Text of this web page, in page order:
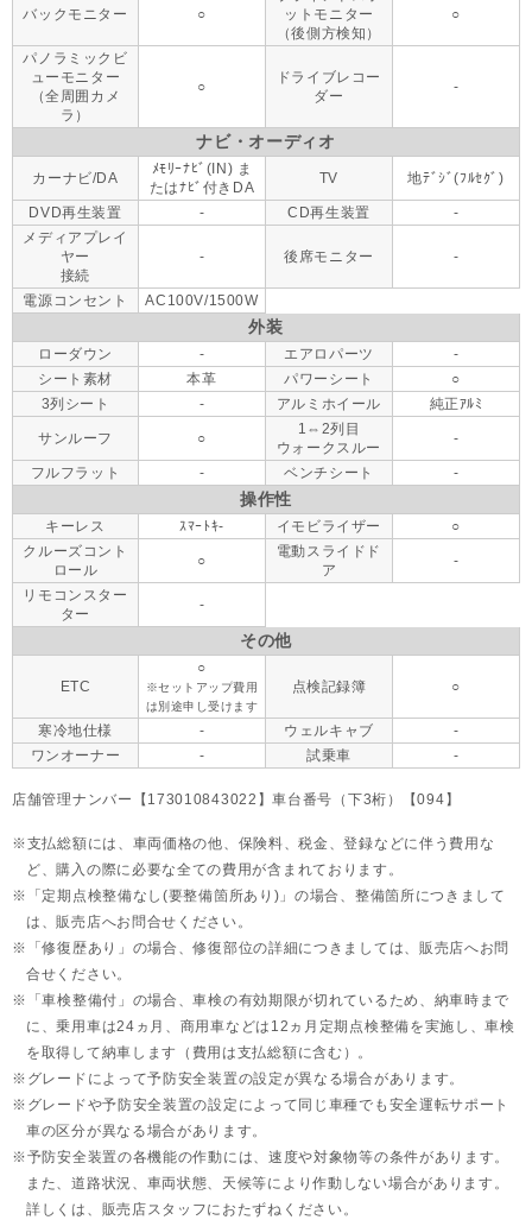
バックモニター ○
ットモニター
（後側方検知）
○
パノラミックビ
ューモニター
（全周囲カメ
ラ）
○
ドライブレコー
ダー
-
ナビ・オーディオ
カーナビ/DA
ﾒﾓﾘｰﾅﾋﾞ(IN) ま
たはﾅﾋﾞ付きDA
TV 地ﾃﾞｼﾞ(ﾌﾙｾｸﾞ)
DVD再生装置 - CD再生装置
-
メディアプレイ
ヤー
接続
- 後席モニター -
電源コンセント AC100V/1500W
外装
ローダウン - エアロパーツ
-
シート素材
本革 パワーシート
○
3列シート
- アルミホイール 純正ｱﾙﾐ
サンルーフ ○
1⇔2列目
ウォークスルー
-
フルフラット - ベンチシート -
操作性
キーレス ｽﾏｰﾄｷ- イモビライザー
○
クルーズコント
ロール
○
電動スライドド
ア
-
リモコンスター
ター
-
その他
ETC
○
※セットアップ費用
は別途申し受けます
点検記録簿 ○
寒冷地仕様 - ウェルキャブ
-
ワンオーナー
- 試乗車 -
店舗管理ナンバー【173010843022】車台番号（下3桁）【094】
支払総額には、車両価格の他、保険料、税金、登録などに伴う費用な
ど、購入の際に必要な全ての費用が含まれております。
「定期点検整備なし(要整備箇所あり)」の場合、整備箇所につきまして
は、販売店へお問合せください。
「修復歴あり」の場合、修復部位の詳細につきましては、販売店へお問
合せください。
「車検整備付」の場合、車検の有効期限が切れているため、納車時まで
に、乗用車は24ヵ月、 商用車などは12ヵ月定期点検整備を実施し、車検
を取得して納車します（費用は支払総額に含む）。
グレードによって予防安全装置の設定が異なる場合があります。
グレードや予防安全装置の設定によって同じ車種でも安全運転サポート
車の区分が異なる場合があります。
予防安全装置の各機能の作動には、速度や対象物等の条件があります。
また、道路状況、車両状態、天候等により作動しない場合があります。
詳しくは、販売店スタッフにおたずねください。